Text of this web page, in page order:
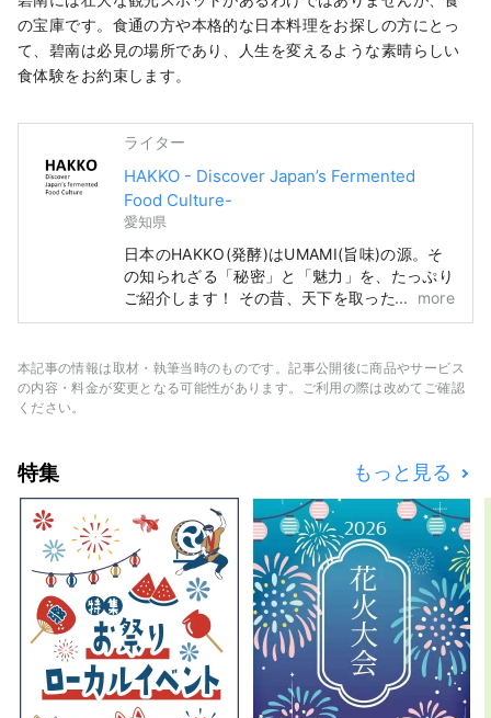
お楽しみいただけます。
の宝庫です。食通の方や本格的な日本料理をお探しの方にとっ
て、碧南は必見の場所であり、人生を変えるような素晴らしい
食体験をお約束します。
ライター
HAKKO - Discover Japan’s Fermented
Food Culture-
愛知県
日本のHAKKO(発酵)はUMAMI(旨味)の源。そ
の知られざる「秘密」と「魅力」を、たっぷり
ご紹介します！ その昔、天下を取ったShogun
が活躍した名古屋。「名古屋城」や「ジブリパ
る”UMAMI”を生み出す食文化の宝庫なんで
す。 ■What’s HAKKO? 和食の味を左右する
部地区に位置し、空路・陸路共に、ハブとなる
名古屋。 恵まれた自然環境と風土によって、
独特の発酵食文化を育んできました。伊勢湾と
三河湾に囲まれた知多半島は、風光明媚な地
で、古くから酒や酢・味噌・たまりなどの醸造
業が盛んです。徳川家康の生誕地である西三河
は「八丁味噌」や「白醤油」といったユニーク
な発酵調味料の歴史を紡いでいます。
more
本記事の情報は取材・執筆当時のものです。記事公開後に商品やサービス
の内容・料金が変更となる可能性があります。ご利用の際は改めてご確認
ください。
特集 もっと見る